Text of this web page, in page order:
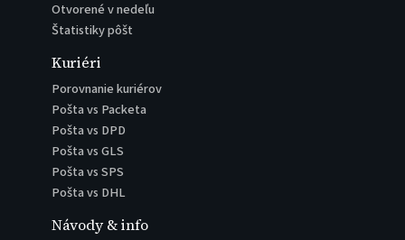
Otvorené v nedeľu
Štatistiky pôšt
Kuriéri
Porovnanie kuriérov
Pošta vs Packeta
Pošta vs DPD
Pošta vs GLS
Pošta vs SPS
Pošta vs DHL
Návody & info